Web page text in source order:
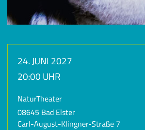
24. JUNI 2027
20:00 UHR
NaturTheater
08645 Bad Elster
Carl-August-Klingner-Straße 7